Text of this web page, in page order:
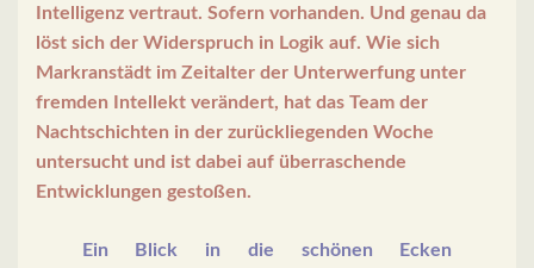
Intelligenz vertraut. Sofern vorhanden. Und genau da
löst sich der Widerspruch in Logik auf. Wie sich
Markranstädt im Zeitalter der Unterwerfung unter
fremden Intellekt verändert, hat das Team der
Nachtschichten in der zurückliegenden Woche
untersucht und ist dabei auf überraschende
Entwicklungen gestoßen.
Ein Blick in die schönen Ecken